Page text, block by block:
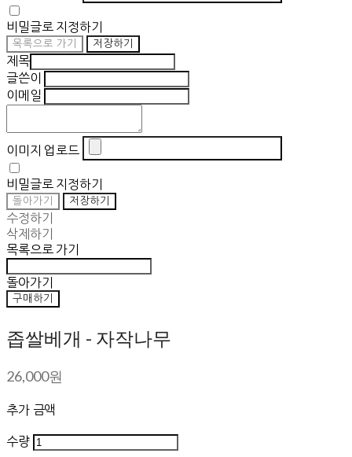
비밀글로 지정하기
목록으로 가기 저장하기
제목
글쓴이
이메일
이미지 업로드
비밀글로 지정하기
돌아가기 저장하기
수정하기
삭제하기
목록으로 가기
돌아가기
구매하기
좁쌀베개 - 자작나무
26,000원
추가 금액
수량